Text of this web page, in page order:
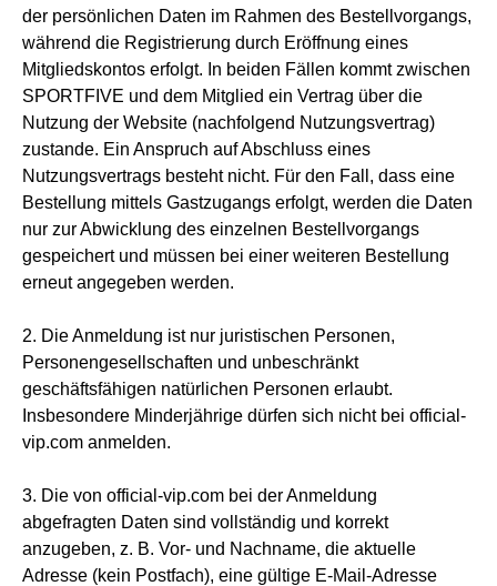
der persönlichen Daten im Rahmen des Bestellvorgangs,
während die Registrierung durch Eröffnung eines
Mitgliedskontos erfolgt. In beiden Fällen kommt zwischen
SPORTFIVE und dem Mitglied ein Vertrag über die
Nutzung der Website (nachfolgend Nutzungsvertrag)
zustande. Ein Anspruch auf Abschluss eines
Nutzungsvertrags besteht nicht. Für den Fall, dass eine
Bestellung mittels Gastzugangs erfolgt, werden die Daten
nur zur Abwicklung des einzelnen Bestellvorgangs
gespeichert und müssen bei einer weiteren Bestellung
erneut angegeben werden.
2. Die Anmeldung ist nur juristischen Personen,
Personengesellschaften und unbeschränkt
geschäftsfähigen natürlichen Personen erlaubt.
Insbesondere Minderjährige dürfen sich nicht bei official-
vip.com anmelden.
3. Die von official-vip.com bei der Anmeldung
abgefragten Daten sind vollständig und korrekt
anzugeben, z. B. Vor- und Nachname, die aktuelle
Adresse (kein Postfach), eine gültige E-Mail-Adresse